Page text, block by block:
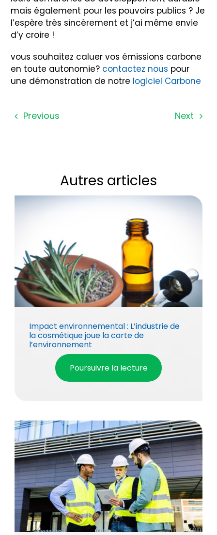
mais également pour les pouvoirs publics ? Je
l’espère très sincèrement et j’ai même envie
d’y croire !
vous souhaitez caluer vos émissions carbone
en toute autonomie? contactez nous pour
une démonstration de notre logiciel Carbone
Previous Next
Autres articles
Impact environnemental : L’industrie de
la cosmétique joue la carte de
l’environnement
Poursuivre la lecture